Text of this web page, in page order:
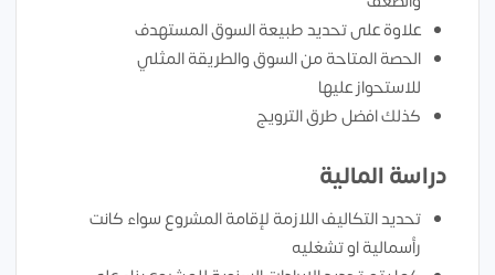
علاوة على تحديد طبيعة السوق المستهدف
الحصة المتاحة من السوق والطريقة المثلي
للاستحواز عليها
كذلك افضل طرق الترويج
دراسة المالية
تحديد التكاليف اللازمة لإقامة المشروع سواء كانت
رأسمالية او تشغليه